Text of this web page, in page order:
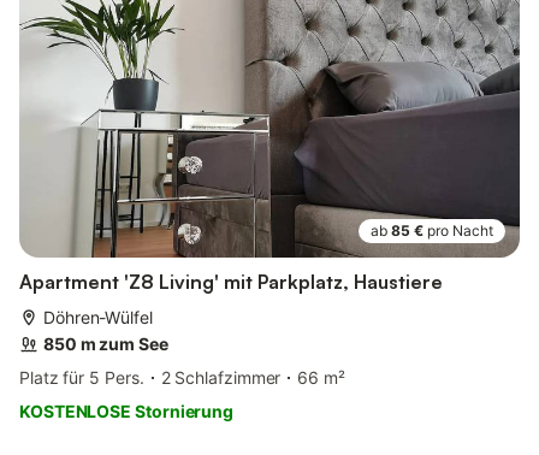
ab 85 € pro Nacht
Apartment 'Z8 Living' mit Parkplatz, Haustiere
Döhren-Wülfel
850 m zum See
Platz für 5 Pers.
2 Schlafzimmer
66 m²
KOSTENLOSE Stornierung